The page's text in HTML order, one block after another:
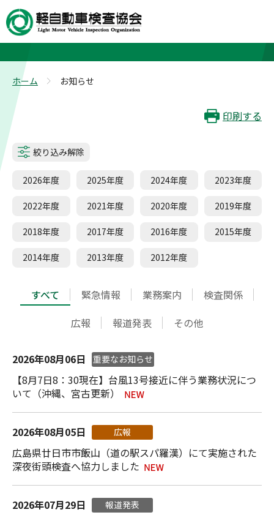
お知らせ
ホーム お知らせ
印刷する
絞り込み解除
2026年度 2025年度 2024年度 2023年度
2022年度 2021年度 2020年度 2019年度
2018年度 2017年度 2016年度 2015年度
2014年度 2013年度 2012年度
すべて 緊急情報 業務案内
検査関係
広報
報道発表 その他
2026年08月06日 重要なお知らせ
【8月7日8：30現在】台風13号接近に伴う業務状況につ
いて（沖縄、宮古更新）
2026年08月05日 広報
広島県廿日市市飯山（道の駅スパ羅漢）にて実施された
深夜街頭検査へ協力しました
2026年07月29日 報道発表